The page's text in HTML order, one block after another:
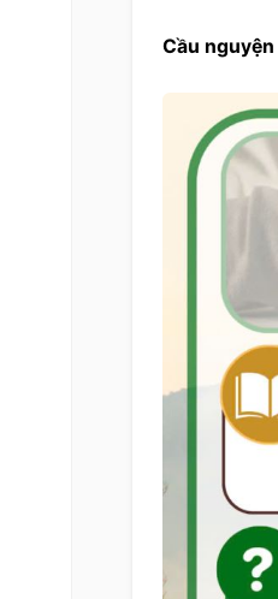
Cầu nguyện